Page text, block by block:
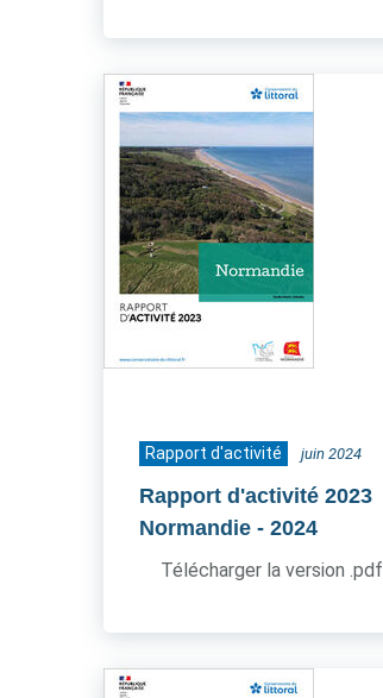
Rapport d'activité juin 2024
Rapport d'activité 2023
Normandie - 2024
Télécharger la version .pdf